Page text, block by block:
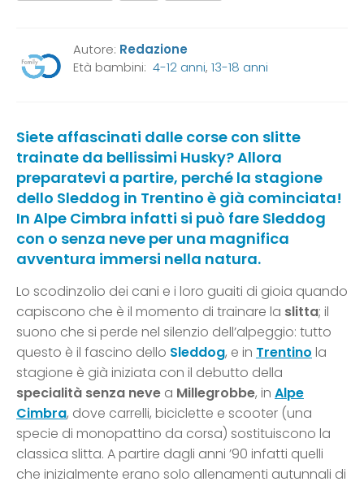
Autore: Redazione
Età bambini: 4-12 anni, 13-18 anni
Siete affascinati dalle corse con slitte
trainate da bellissimi Husky? Allora
preparatevi a partire, perché la stagione
dello Sleddog in Trentino è già cominciata!
In Alpe Cimbra infatti si può fare Sleddog
con o senza neve per una magnifica
avventura immersi nella natura.
Lo scodinzolio dei cani e i loro guaiti di gioia quando
capiscono che è il momento di trainare la slitta; il
suono che si perde nel silenzio dell’alpeggio: tutto
questo è il fascino dello Sleddog, e in Trentino la
stagione è già iniziata con il debutto della
specialità senza neve a Millegrobbe, in Alpe
Cimbra, dove carrelli, biciclette e scooter (una
specie di monopattino da corsa) sostituiscono la
classica slitta. A partire dagli anni ’90 infatti quelli
che inizialmente erano solo allenamenti autunnali di